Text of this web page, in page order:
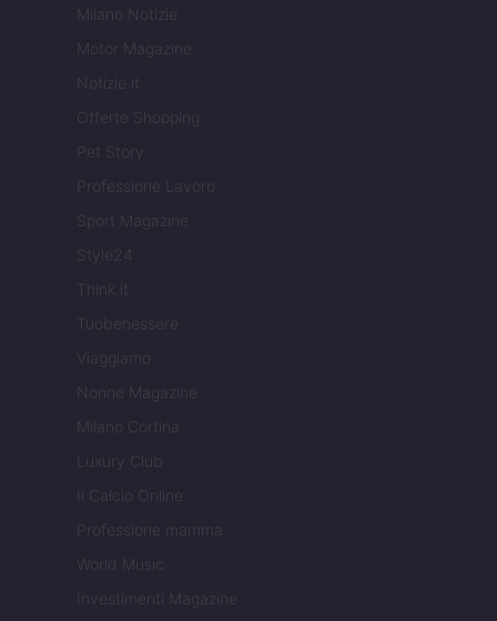
Milano Notizie
Motor Magazine
Notizie.it
Offerte Shopping
Pet Story
Professione Lavoro
Sport Magazine
Style24
Think.it
Tuobenessere
Viaggiamo
Nonne Magazine
Milano Cortina
Luxury Club
Il Calcio Online
Professione mamma
World Music
Investimenti Magazine